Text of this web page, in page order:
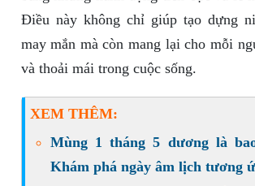
Điều này không chỉ giúp tạo dựng
may mắn mà còn mang lại cho mỗi
và thoải mái trong cuộc sống.
XEM THÊM:
Mùng 1 tháng 5 dương là
Khám phá ngày âm lịch tương